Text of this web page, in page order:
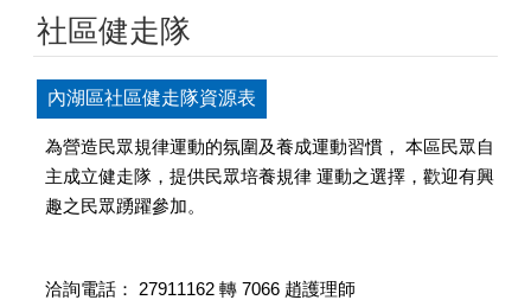
社區健走隊
內湖區社區健走隊資源表
為營造民眾規律運動的氛圍及養成運動習慣， 本區民眾自
主成立健走隊，提供民眾培養規律 運動之選擇，歡迎有興
趣之民眾踴躍參加。
洽詢電話： 27911162 轉 7066 趙護理師